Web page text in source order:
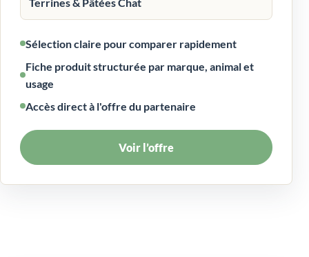
Sélection claire pour comparer rapidement
Fiche produit structurée par marque, animal et
usage
Accès direct à l'offre du partenaire
Voir l’offre